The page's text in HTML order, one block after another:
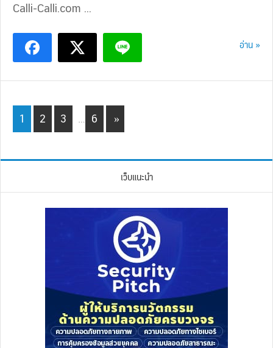
Calli-Calli.com ...
อ่าน »
Page
1 Page
2 Page
3
Interim
pages
… Page
6 »
เว็บแนะนำ